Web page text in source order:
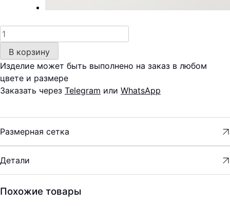
Количество
товара
Платье
—
шёлк
В корзину
Изделие может быть выполнено на заказ в любом
цвете и размере
Заказать через Telegram или WhatsApp
Размерная сетка
Детали
Похожие товары